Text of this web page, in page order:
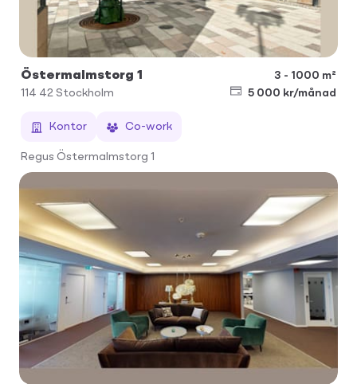
Östermalmstorg 1
3 - 1000 m²
114 42 Stockholm 5 000 kr/månad
Kontor Co-work
Regus Östermalmstorg 1